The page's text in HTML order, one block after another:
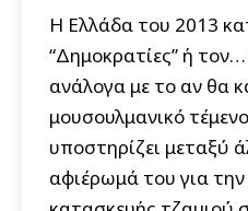
Η Ελλάδα του 2013
“Δημοκρατίες” ή
ανάλογα με το αν θα
μουσουλμανικό
υποστηρίζει μεταξύ
αφιέρωμά του για